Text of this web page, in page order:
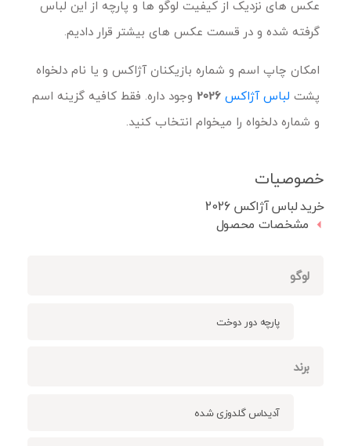
عکس های نزدیک از کیفیت لوگو ها و پارچه از این لباس
گرفته شده و در قسمت عکس های بیشتر قرار دادیم.
امکان چاپ اسم و شماره بازیکنان آژاکس و یا نام دلخواه
پشت لباس آژاکس
وجود داره. فقط کافیه گزینه اسم
و شماره دلخواه را میخوام انتخاب کنید.
خصوصیات
خرید لباس آژاکس 2026
مشخصات محصول
لوگو
پارچه دور دوخت
برند
آدیداس گلدوزی شده